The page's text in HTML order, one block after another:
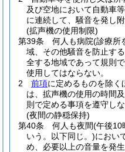
及び空地において自動車
に連続して、騒音を発し
(拡声機の使用制限)
第39条
何人も病院(診療所
域、その他騒音を防止す
全する地域であって規則
使用してはならない。
2
前項に定めるものを除く
は、拡声機の使用の時間
則で定める事項を遵守し
(夜間の静穏保持)
第40条
何人も夜間(午後10
いう。以下同じ。)におい
め、必要以上の音量を発